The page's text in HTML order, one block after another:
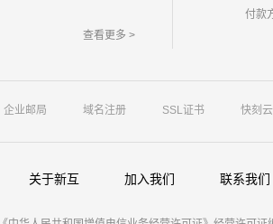
查看更多 >
付款
企业邮局 域名注册 SSL证书 快刻云
关于新互 加入我们 联系我们